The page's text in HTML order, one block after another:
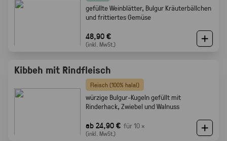
gefüllte Weinblätter, Bulgur Kräuterbällchen
und frittiertes Gemüse
48,90 €
(inkl. MwSt.)
Kibbeh mit Rindfleisch
Fleisch (100% halal)
würzige Bulgur-Kugeln gefüllt mit
Rinderhack, Zwiebel und Walnuss
ab 24,90 € für 10 ×
(inkl. MwSt.)